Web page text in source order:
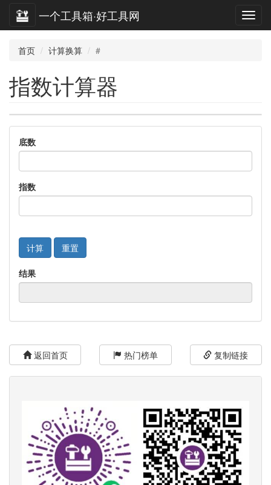
一个工具箱·好工具网
首页 计算换算 #
指数计算器
底数
指数
结果
返回首页 热门榜单 复制链接